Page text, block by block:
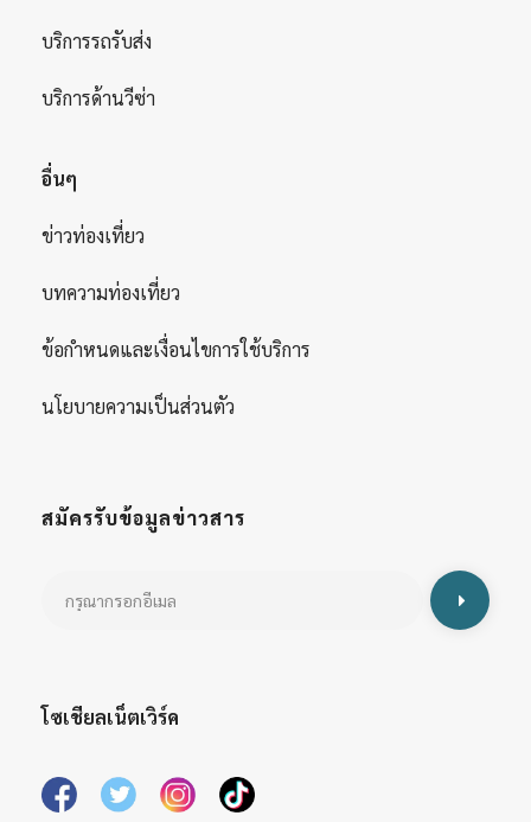
บริการรถรับส่ง
บริการด้านวีซ่า
อื่นๆ
ข่าวท่องเที่ยว
บทความท่องเที่ยว
ข้อกำหนดและเงื่อนไขการใช้บริการ
นโยบายความเป็นส่วนตัว
สมัครรับข้อมูลข่าวสาร
โซเชียลเน็ตเวิร์ค